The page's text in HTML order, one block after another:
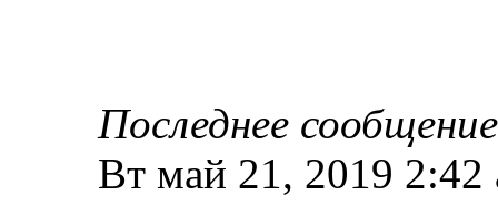
Последнее сообщение
Вт май 21, 2019 2:42